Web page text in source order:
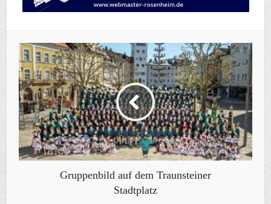
Gruppenbild auf dem Traunsteiner
Stadtplatz